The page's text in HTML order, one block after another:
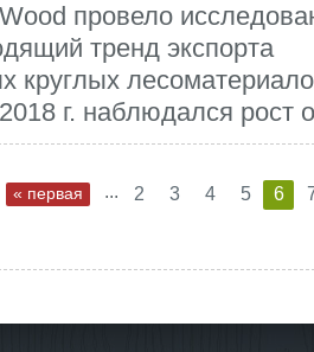
провело
тренд экспорта
круглых
г. наблюдался рост
« первая ... 2 3 4 5 6